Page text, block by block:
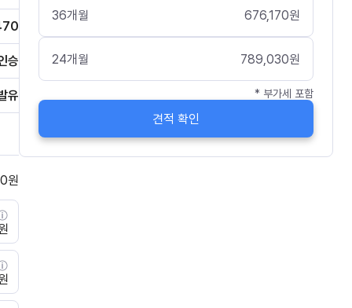
승
유
0원
36개월 676,170원
24개월 789,030원
* 부가세 포함
견적 확인